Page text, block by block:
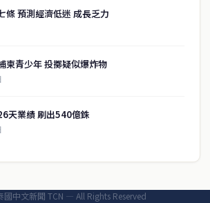
條 預測經濟低迷 成長乏力
柬青少年 投擲疑似爆炸物
天業績 刷出540億銖
工商
中文新聞 TCN — All Rights Reserved